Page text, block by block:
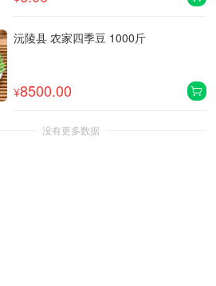
沅陵县 农家四季豆 1000斤
¥8500.00
没有更多数据